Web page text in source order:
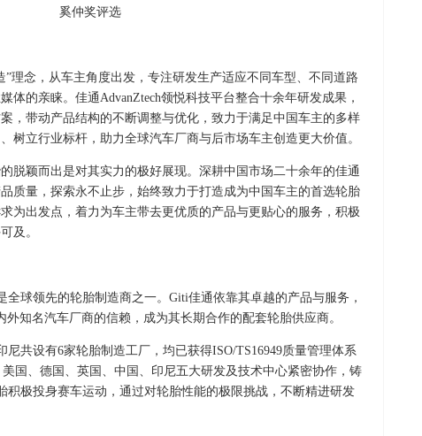
奚仲奖评选
念，从车主角度出发，专注研发生产适应不同车型、不同道路
体的亲睐。佳通AdvanZtech领悦科技平台整合十余年研发成果，
，带动产品结构的不断调整与优化，致力于满足中国车主的多样
树立行业标杆，助力全球汽车厂商与后市场车主创造更大价值。
颖而出是对其实力的极好展现。深耕中国市场二十余年的佳通
质量，探索永不止步，始终致力于打造成为中国车主的首选轮胎
为出发点，着力为车主带去更优质的产品与更贴心的服务，积极
及。
领先的轮胎制造商之一。Giti佳通依靠其卓越的产品与服务，
知名汽车厂商的信赖，成为其长期合作的配套轮胎供应商。
设有6家轮胎制造工厂，均已获得ISO/TS16949质量管理体系
国、德国、英国、中国、印尼五大研发及技术中心紧密协作，铸
积极投身赛车运动，通过对轮胎性能的极限挑战，不断精进研发